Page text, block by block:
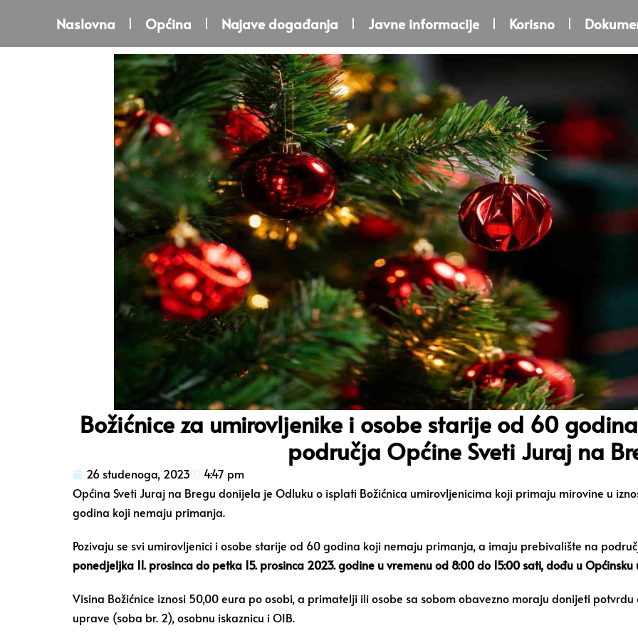
Naslovna Općina Najave događanja Javne informacije Korisno
Božićnice za umirovljenike i osobe starije od 60
područja Općine Sveti Juraj na
26 studenoga, 2023
4:47 pm
Općina Sveti Juraj na Bregu donijela je Odluku o isplati Božićnica umirovljenicima koji primaju mirovine u
godina koji nemaju primanja.
Pozivaju se svi umirovljenici i osobe starije od 60 godina koji nemaju primanja, a imaju prebivalište na
ponedjeljka 11. prosinca do petka 15. prosinca 2023. godine u vremenu od 8:00 do 15:00 sati,dođu u Općinsku
Visina Božićnice iznosi 50,00 eura po osobi, a primatelji ili osobe sa sobom obavezno moraju donijeti
uprave (soba br. 2), osobnu iskaznicu i OIB.